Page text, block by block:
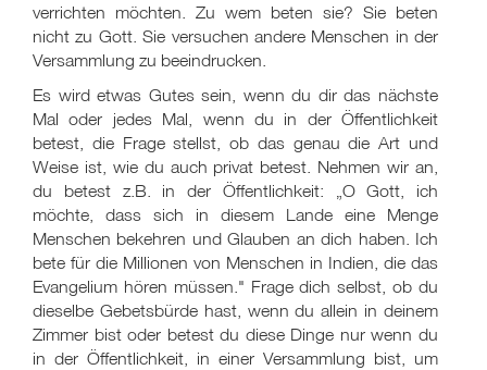
verrichten möchten. Zu wem beten sie? Sie beten
nicht zu Gott. Sie versuchen andere Menschen in der
Versammlung zu beeindrucken.
Es wird etwas Gutes sein, wenn du dir das nächste
Mal oder jedes Mal, wenn du in der Öffentlichkeit
betest, die Frage stellst, ob das genau die Art und
Weise ist, wie du auch privat betest. Nehmen wir an,
du betest z.B. in der Öffentlichkeit: „O Gott, ich
möchte, dass sich in diesem Lande eine Menge
Menschen bekehren und Glauben an dich haben. Ich
bete für die Millionen von Menschen in Indien, die das
Evangelium hören müssen." Frage dich selbst, ob du
dieselbe Gebetsbürde hast, wenn du allein in deinem
Zimmer bist oder betest du diese Dinge nur wenn du
in der Öffentlichkeit, in einer Versammlung bist, um